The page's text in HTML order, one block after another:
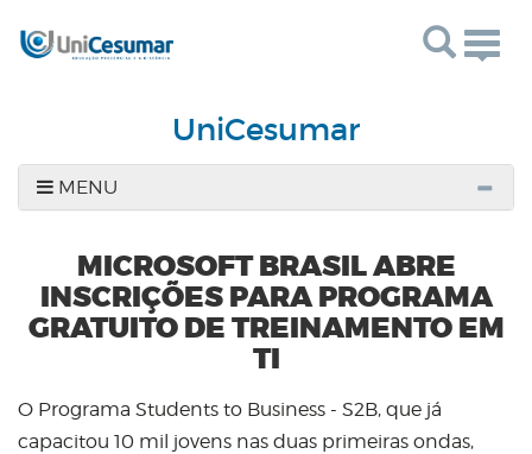
UniCesumar
MENU
MICROSOFT BRASIL ABRE
INSCRIÇÕES PARA PROGRAMA
GRATUITO DE TREINAMENTO EM
TI
O Programa Students to Business - S2B, que já
capacitou 10 mil jovens nas duas primeiras ondas,